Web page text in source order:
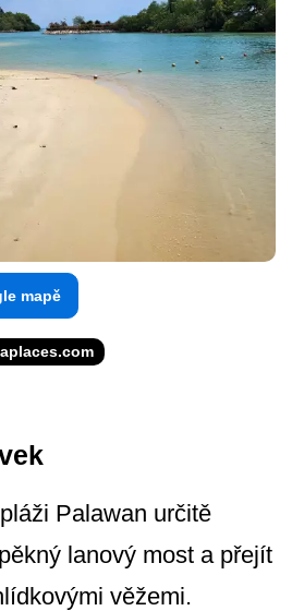
mapě
Palawan určitě
lanový most a přejít
věžemi.